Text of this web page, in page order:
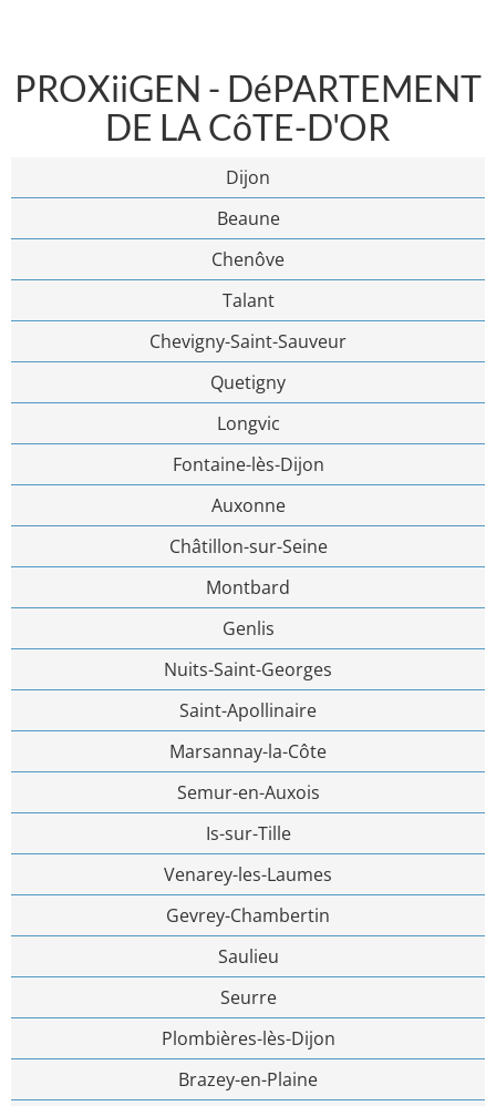
PROXiiGEN - DéPARTEMENT
DE LA CôTE-D'OR
Dijon
Beaune
Chenôve
Talant
Chevigny-Saint-Sauveur
Quetigny
Longvic
Fontaine-lès-Dijon
Auxonne
Châtillon-sur-Seine
Montbard
Genlis
Nuits-Saint-Georges
Saint-Apollinaire
Marsannay-la-Côte
Semur-en-Auxois
Is-sur-Tille
Venarey-les-Laumes
Gevrey-Chambertin
Saulieu
Seurre
Plombières-lès-Dijon
Brazey-en-Plaine